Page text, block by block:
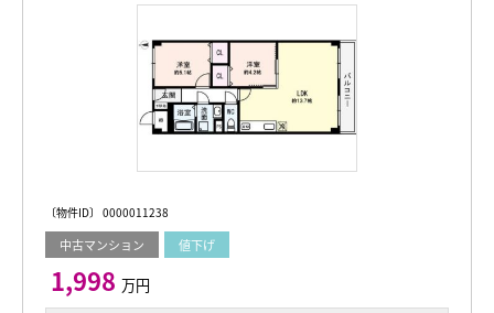
〔物件ID〕 0000011238
中古マンション 値下げ
1,998 万円